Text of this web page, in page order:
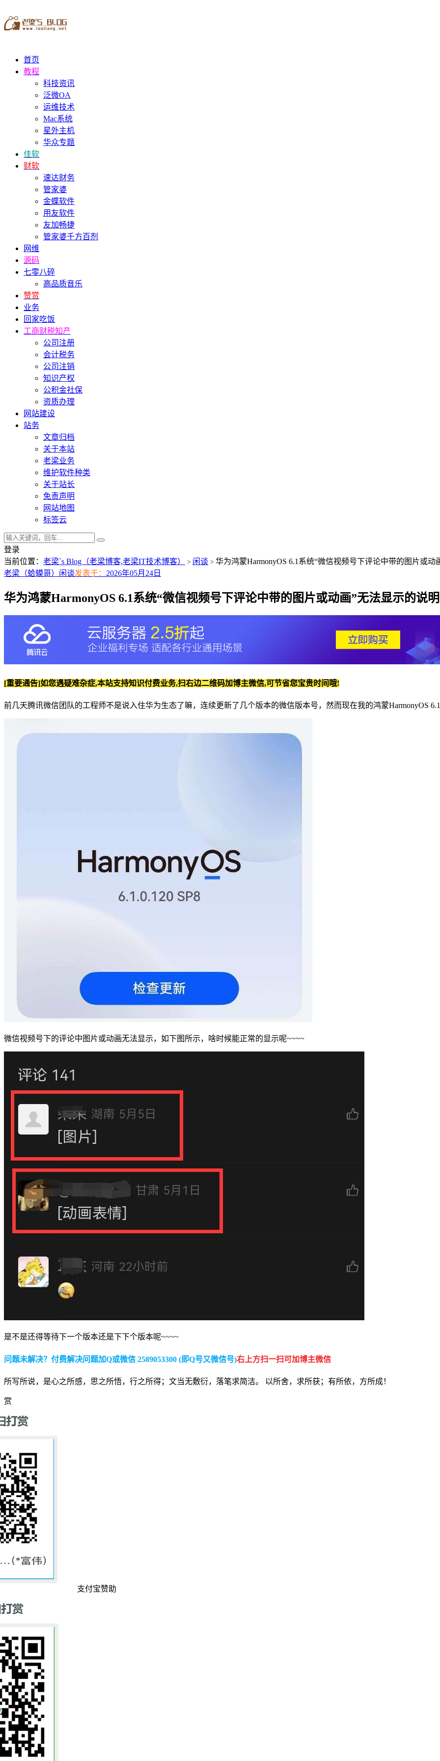
首页
教程
科技资讯
泛微OA
运维技术
Mac系统
星外主机
华众专题
佳软
财软
速达财务
管家婆
金蝶软件
用友软件
友加畅捷
管家婆千方百剂
网维
源码
七零八碎
高品质音乐
赞赏
业务
回家吃饭
工商财税知产
公司注册
会计税务
公司注销
知识产权
公积金社保
资质办理
网站建设
站务
文章归档
关于本站
老梁业务
维护软件种类
关于站长
免责声明
网站地图
标签云
登录
当前位置： 老梁`s Blog（老梁博客,老梁IT技术博客） > 闲谈 > 华为鸿蒙‌HarmonyOS 6.1系统“微信视频号下评论中带的图片或动
老梁（蛤蟆哥） 闲谈发表于： 2026年05月24日
华为鸿蒙‌HarmonyOS 6.1系统“微信视频号下评论中带的图片或动画”无法显示的说明
[重要通告]如您遇疑难杂症,本站支持知识付费业务,扫右边二维码加博主微信,可节省您宝贵时间哦!
前几天腾讯微信团队的工程师不是说入住华为生态了嘛，连续更新了几个版本的微信版本号，然而现在我的鸿蒙HarmonyOS
微信视频号下的评论中图片或动画无法显示，如下图所示，啥时候能正常的显示呢~~~~
是不是还得等待下一个版本还是下下个版本呢~~~~
问题未解决？付费解决问题加Q或微信 2589053300 (即Q号又微信号)右上方扫一扫可加博主微信
所写所说，是心之所感，思之所悟，行之所得；文当无敷衍，落笔求简洁。 以所舍，求所获；有所依，方所成！
赏
支付宝赞助